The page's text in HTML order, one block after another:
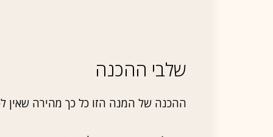
שלבי ההכנה
ההכנה של המנה הזו כל כך מהירה שאין